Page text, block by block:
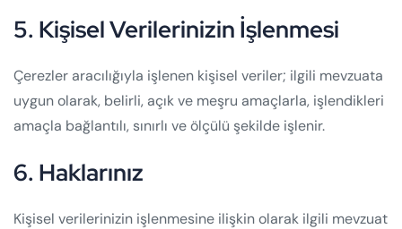
5. Kişisel Verilerinizin İşlenmesi
Çerezler aracılığıyla işlenen kişisel veriler; ilgili mevzuata
uygun olarak, belirli, açık ve meşru amaçlarla, işlendikleri
amaçla bağlantılı, sınırlı ve ölçülü şekilde işlenir.
6. Haklarınız
Kişisel verilerinizin işlenmesine ilişkin olarak ilgili mevzuat